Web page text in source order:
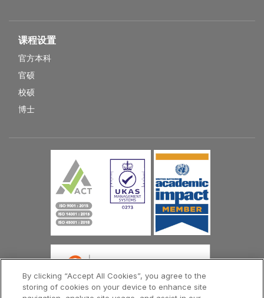
课程设置
官方本科
官硕
校硕
博士
By clicking “Accept All Cookies”, you agree to the
storing of cookies on your device to enhance site